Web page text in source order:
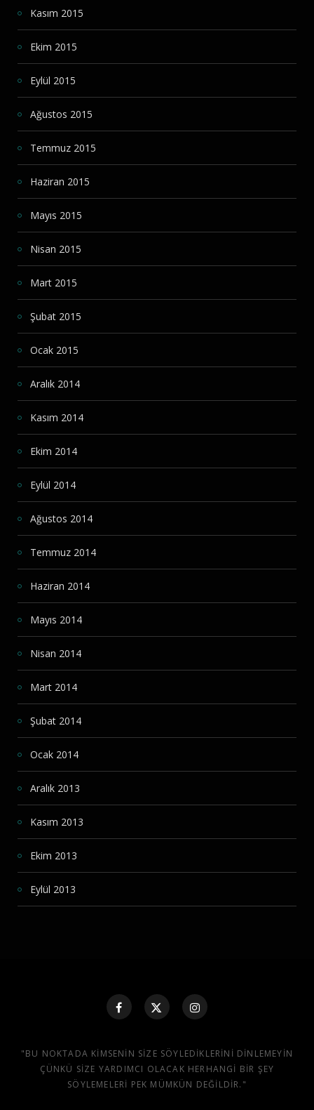
Kasım 2015
Ekim 2015
Eylül 2015
Ağustos 2015
Temmuz 2015
Haziran 2015
Mayıs 2015
Nisan 2015
Mart 2015
Şubat 2015
Ocak 2015
Aralık 2014
Kasım 2014
Ekim 2014
Eylül 2014
Ağustos 2014
Temmuz 2014
Haziran 2014
Mayıs 2014
Nisan 2014
Mart 2014
Şubat 2014
Ocak 2014
Aralık 2013
Kasım 2013
Ekim 2013
Eylül 2013
"BU NOKTADA KIMSENIN SIZE SÖYLEDIKLERINI DINLEMEYIN
ÇÜNKÜ SIZE YARDIMCI OLACAK HERHANGI BIR ŞEY
SÖYLEMELERI PEK MÜMKÜN DEĞILDIR."